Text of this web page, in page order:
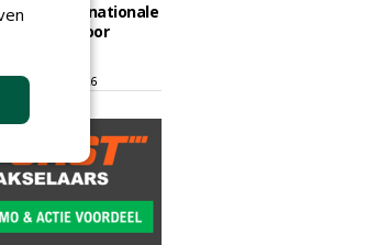
2026: internationale
voor
september 2026